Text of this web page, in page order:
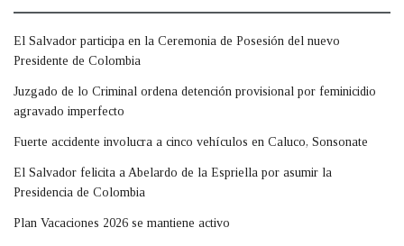
El Salvador participa en la Ceremonia de Posesión del nuevo
Presidente de Colombia
Juzgado de lo Criminal ordena detención provisional por feminicidio
agravado imperfecto
Fuerte accidente involucra a cinco vehículos en Caluco, Sonsonate
El Salvador felicita a Abelardo de la Espriella por asumir la
Presidencia de Colombia
Plan Vacaciones 2026 se mantiene activo